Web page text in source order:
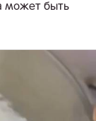
может быть